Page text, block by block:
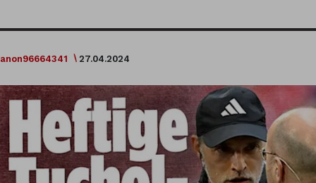
anon96664341 27.04.2024